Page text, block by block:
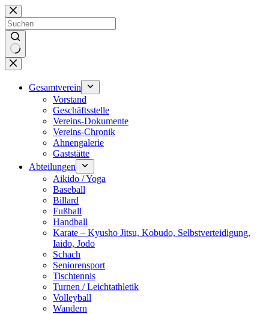
Zum
Inhalt
springen
Keine
Ergebnisse
Gesamtverein
Vorstand
Geschäftsstelle
Vereins-Dokumente
Vereins-Chronik
Ahnengalerie
Gaststätte
Abteilungen
Aikido / Yoga
Baseball
Billard
Fußball
Handball
Karate – Kyusho Jitsu, Kobudo, Selbstverteidigung,
Iaido, Jodo
Schach
Seniorensport
Tischtennis
Turnen / Leichtathletik
Volleyball
Wandern